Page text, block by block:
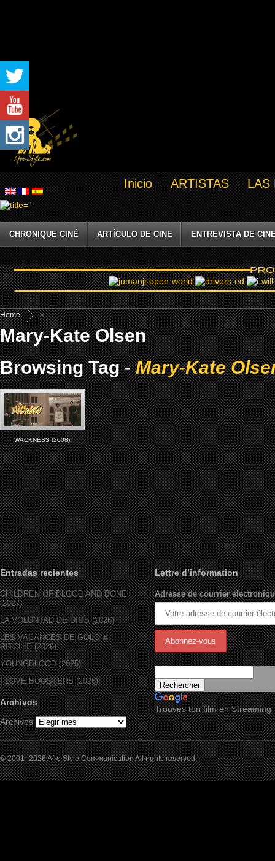
Inicio ARTISTAS LAS
CHRONIQUE CINÉ ARTÍCULO DE CINE ENTREVISTA DE
Home »
Mary-Kate Olsen
Browsing Tag -Mary-Kate
WACKNESS (2008)
Entradas recientes
CHILDREN OF BLOOD AND BONE
(2027)
LA VOLUNTAD DE DIOS (2026)
LES VACANCES DE GOLO &
RITCHIE (2026)
YOUNGBLOOD (2025)
I LOVE BOOSTERS (2026)
Archivos
Archivos
Lettre d’information
Adresse de courrier
Trouves ton film en Streaming
© 2001- 2026 Afro Style Communication All rights reserved.